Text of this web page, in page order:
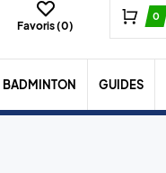
Favoris (0)
0
BADMINTON GUIDES